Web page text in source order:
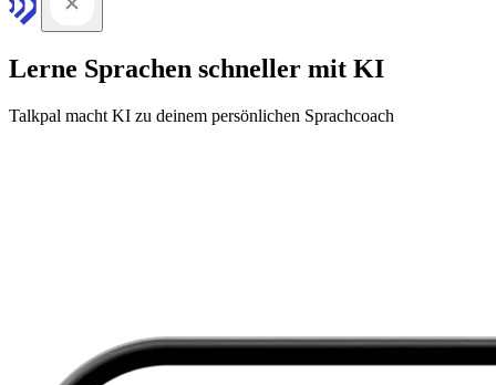
Lerne Sprachen schneller mit KI
Talkpal macht KI zu deinem persönlichen Sprachcoach